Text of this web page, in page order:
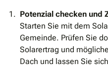
Potenzial checken und
Starten Sie mit dem
Gemeinde. Prüfen Sie
Solarertrag und
Dach und lassen Sie